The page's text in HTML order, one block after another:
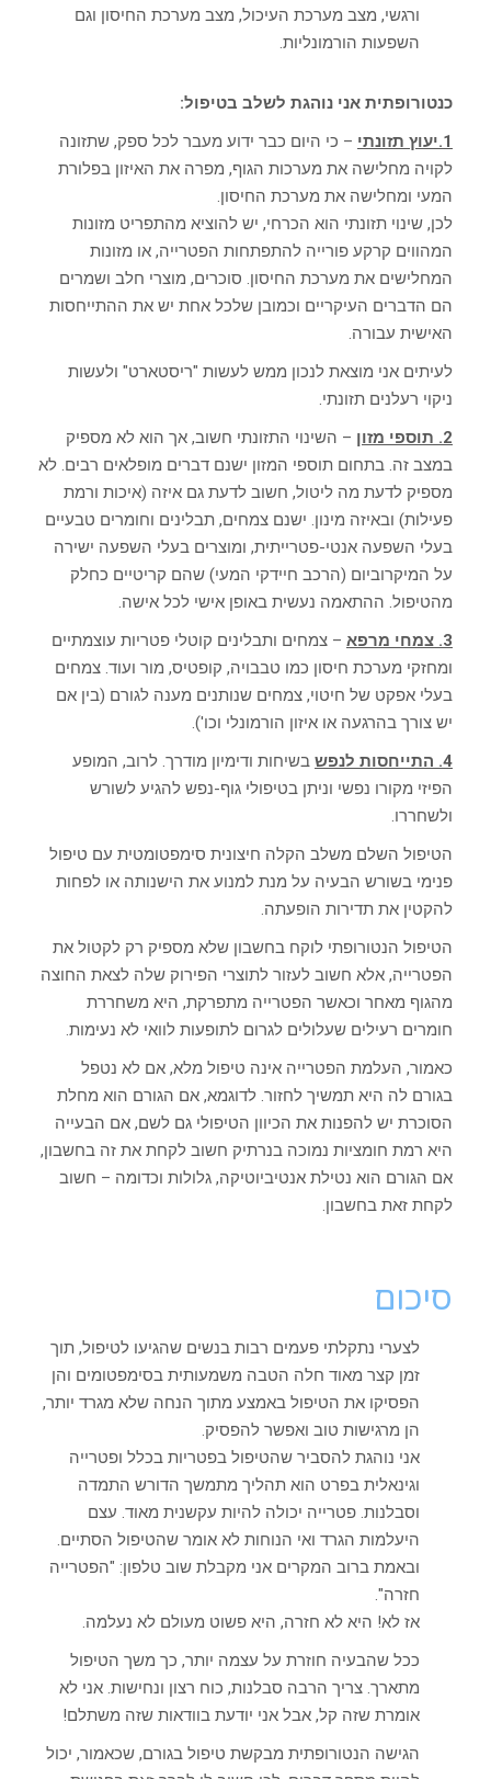
ורגשי, מצב מערכת העיכול, מצב מערכת החיסון וגם
השפעות הורמונליות.
כנטורופתית אני נוהגת לשלב בטיפול:
1.יעוץ תזונתי
– כי היום כבר ידוע מעבר לכל ספק, שתזונה
לקויה מחלישה את מערכות הגוף, מפרה את האיזון בפלורת
המעי ומחלישה את מערכת החיסון.
לכן, שינוי תזונתי הוא הכרחי, יש להוציא מהתפריט מזונות
המהווים קרקע פורייה להתפתחות הפטרייה, או מזונות
המחלישים את מערכת החיסון. סוכרים, מוצרי חלב ושמרים
הם הדברים העיקריים וכמובן שלכל אחת יש את ההתייחסות
האישית עבורה.
לעיתים אני מוצאת לנכון ממש לעשות "ריסטארט" ולעשות
ניקוי רעלנים תזונתי.
2. תוספי מזון
– השינוי התזונתי חשוב, אך הוא לא מספיק
במצב זה. בתחום תוספי המזון ישנם דברים מופלאים רבים. לא
מספיק לדעת מה ליטול, חשוב לדעת גם איזה (איכות ורמת
פעילות) ובאיזה מינון. ישנם צמחים, תבלינים וחומרים טבעיים
בעלי השפעה אנטי-פטרייתית, ומוצרים בעלי השפעה ישירה
על המיקרוביום (הרכב חיידקי המעי) שהם קריטיים כחלק
מהטיפול. ההתאמה נעשית באופן אישי לכל אישה.
3. צמחי מרפא
– צמחים ותבלינים קוטלי פטריות עוצמתיים
ומחזקי מערכת חיסון כמו טבבויה, קופטיס, מור ועוד. צמחים
בעלי אפקט של חיטוי, צמחים שנותנים מענה לגורם (בין אם
יש צורך בהרגעה או איזון הורמונלי וכו').
4. התייחסות לנפש
בשיחות ודימיון מודרך. לרוב, המופע
הפיזי מקורו נפשי וניתן בטיפולי גוף-נפש להגיע לשורש
ולשחררו.
הטיפול השלם משלב הקלה חיצונית סימפטומטית עם טיפול
פנימי בשורש הבעיה על מנת למנוע את הישנותה או לפחות
להקטין את תדירות הופעתה.
הטיפול הנטורופתי לוקח בחשבון שלא מספיק רק לקטול את
הפטרייה, אלא חשוב לעזור לתוצרי הפירוק שלה לצאת החוצה
מהגוף מאחר וכאשר הפטרייה מתפרקת, היא משחררת
חומרים רעילים שעלולים לגרום לתופעות לוואי לא נעימות.
כאמור, העלמת הפטרייה אינה טיפול מלא, אם לא נטפל
בגורם לה היא תמשיך לחזור. לדוגמא, אם הגורם הוא מחלת
הסוכרת יש להפנות את הכיוון הטיפולי גם לשם, אם הבעייה
היא רמת חומציות נמוכה בנרתיק חשוב לקחת את זה בחשבון,
אם הגורם הוא נטילת אנטיביוטיקה, גלולות וכדומה – חשוב
לקחת זאת בחשבון.
סיכום
לצערי נתקלתי פעמים רבות בנשים שהגיעו לטיפול, תוך
זמן קצר מאוד חלה הטבה משמעותית בסימפטומים והן
הפסיקו את הטיפול באמצע מתוך הנחה שלא מגרד יותר,
הן מרגישות טוב ואפשר להפסיק.
אני נוהגת להסביר שהטיפול בפטריות בכלל ופטרייה
וגינאלית בפרט הוא תהליך מתמשך הדורש התמדה
וסבלנות. פטרייה יכולה להיות עקשנית מאוד. עצם
היעלמות הגרד ואי הנוחות לא אומר שהטיפול הסתיים.
ובאמת ברוב המקרים אני מקבלת שוב טלפון: "הפטרייה
חזרה".
אז לא! היא לא חזרה, היא פשוט מעולם לא נעלמה.
ככל שהבעיה חוזרת על עצמה יותר, כך משך הטיפול
מתארך. צריך הרבה סבלנות, כוח רצון ונחישות. אני לא
אומרת שזה קל, אבל אני יודעת בוודאות שזה משתלם!
הגישה הנטורופתית מבקשת טיפול בגורם, שכאמור, יכול